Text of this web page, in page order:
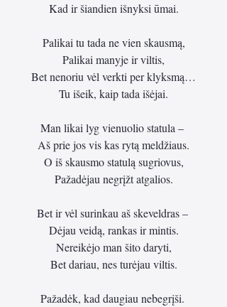
Kad ir šiandien išnyksi ūmai.
Palikai tu tada ne vien skausmą,
Palikai manyje ir viltis,
Bet nenoriu vėl verkti per klyksmą…
Tu išeik, kaip tada išėjai.
Man likai lyg vienuolio statula –
Aš prie jos vis kas rytą meldžiaus.
O iš skausmo statulą sugriovus,
Pažadėjau negrįžt atgalios.
Bet ir vėl surinkau aš skeveldras –
Dėjau veidą, rankas ir mintis.
Nereikėjo man šito daryti,
Bet dariau, nes turėjau viltis.
Pažadėk, kad daugiau nebegrįši.